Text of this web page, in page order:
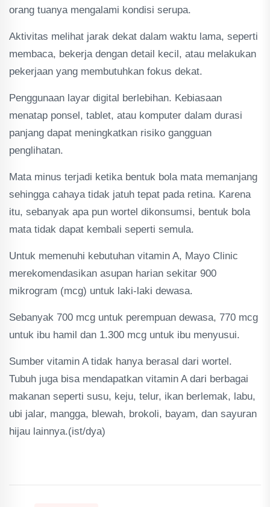
orang tuanya mengalami kondisi serupa.
Aktivitas melihat jarak dekat dalam waktu lama, seperti
membaca, bekerja dengan detail kecil, atau melakukan
pekerjaan yang membutuhkan fokus dekat.
Penggunaan layar digital berlebihan. Kebiasaan
menatap ponsel, tablet, atau komputer dalam durasi
panjang dapat meningkatkan risiko gangguan
penglihatan.
Mata minus terjadi ketika bentuk bola mata memanjang
sehingga cahaya tidak jatuh tepat pada retina. Karena
itu, sebanyak apa pun wortel dikonsumsi, bentuk bola
mata tidak dapat kembali seperti semula.
Untuk memenuhi kebutuhan vitamin A, Mayo Clinic
merekomendasikan asupan harian sekitar 900
mikrogram (mcg) untuk laki-laki dewasa.
Sebanyak 700 mcg untuk perempuan dewasa, 770 mcg
untuk ibu hamil dan 1.300 mcg untuk ibu menyusui.
Sumber vitamin A tidak hanya berasal dari wortel.
Tubuh juga bisa mendapatkan vitamin A dari berbagai
makanan seperti susu, keju, telur, ikan berlemak, labu,
ubi jalar, mangga, blewah, brokoli, bayam, dan sayuran
hijau lainnya.(ist/dya)